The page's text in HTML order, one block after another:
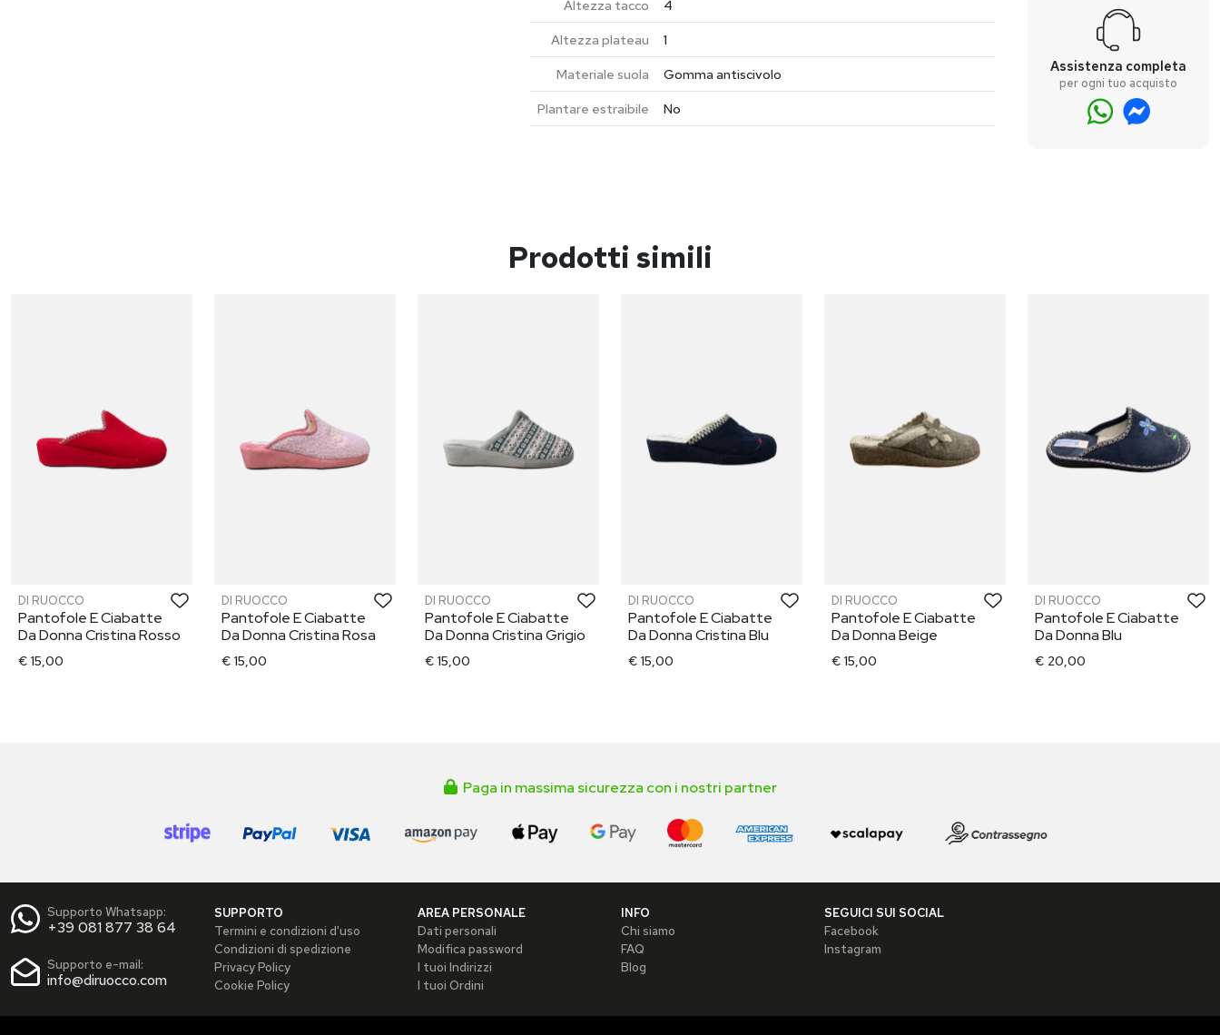
Altezza tacco
4
Altezza plateau
1
Materiale suola
Gomma antiscivolo
Plantare estraibile
No
Assistenza completa
per ogni tuo acquisto
Prodotti simili
DI RUOCCO
Pantofole E Ciabatte
Da Donna Cristina Rosso
€ 15,00
DI RUOCCO
Pantofole E Ciabatte
Da Donna Cristina Rosa
€ 15,00
DI RUOCCO
Pantofole E Ciabatte
Da Donna Cristina Grigio
€ 15,00
DI RUOCCO
Pantofole E Ciabatte
Da Donna Cristina Blu
€ 15,00
DI RUOCCO
Pantofole E Ciabatte
Da Donna Beige
€ 15,00
DI RUOCCO
Pantofole E Ciabatte
Da Donna Blu
€ 20,00
Paga in massima sicurezza con i nostri partner
Supporto Whatsapp:
+39 081 877 38 64
Supporto e-mail:
info@diruocco.com
SUPPORTO
Termini e condizioni d'uso
Condizioni di spedizione
Privacy Policy
Cookie Policy
AREA PERSONALE
Dati personali
Modifica password
I tuoi Indirizzi
I tuoi Ordini
INFO
Chi siamo
FAQ
Blog
SEGUICI SUI SOCIAL
Facebook
Instagram